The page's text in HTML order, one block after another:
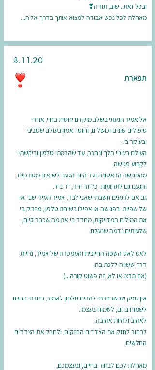
ובכל זאת.. שוב, תודה❣
מאחלת לכל נפש אבודה למצוא אותך בדרך אליה...
8.11.20
תפארת
אל אמיר הגעתי בשלב מוקדם יחסית בחיי, אחרי
טיפולים שונים וכושלים, וחוסר אמון בעולם שסביבי
ובעיקר בי.
העולם בעיניי הלך ונחרב, עד שהרמתי טלפון וביקשתי
לקבוע פגישה.
מהפגישה הראשונה ועד היום הגענו לשיאים מטורפים
והגענו גם לתהומות. כל זה יחד, יד ביד.
גם אם לרגעים חשבתי שאני לבד, אמיר תמיד שם- אי
של שפיות. בפגישה או אפילו בשיחת טלפון, מזריק בי
את המילים המדויקות, מחדד בי את מה שכבר קיים,
שלעיתים נדמה שנעלם.
לאט לאט השפה החיובית והממכרת של אמיר, נהיית
דרך ששווה ללכת בה.
(אם תרצו או לא, זה פשוט קורה...)
אין ספק שכשבחרתי להרים טלפון לאמיר, בחרתי בחיים.
לשמוח בהם, לשמוח בעצמי.
לאהוב ולהיות אהובה.
לבחור לחזק את הצדדים החזקים, ולחבק את הצדדים
החלשים.
מאחלת לכם לבחור בחיים, ובעצמכם,